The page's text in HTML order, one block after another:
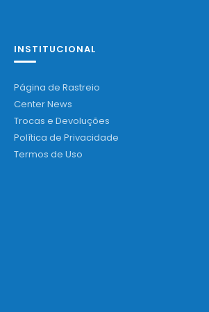
INSTITUCIONAL
Página de Rastreio
Center News
Trocas e Devoluções
Política de Privacidade
Termos de Uso